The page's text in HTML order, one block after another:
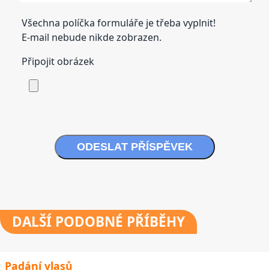
Všechna políčka formuláře je třeba vyplnit!
E-mail nebude nikde zobrazen.
Připojit obrázek
ODESLAT PŘÍSPĚVEK
DALŠÍ PODOBNÉ PŘÍBĚHY
Padání vlasů